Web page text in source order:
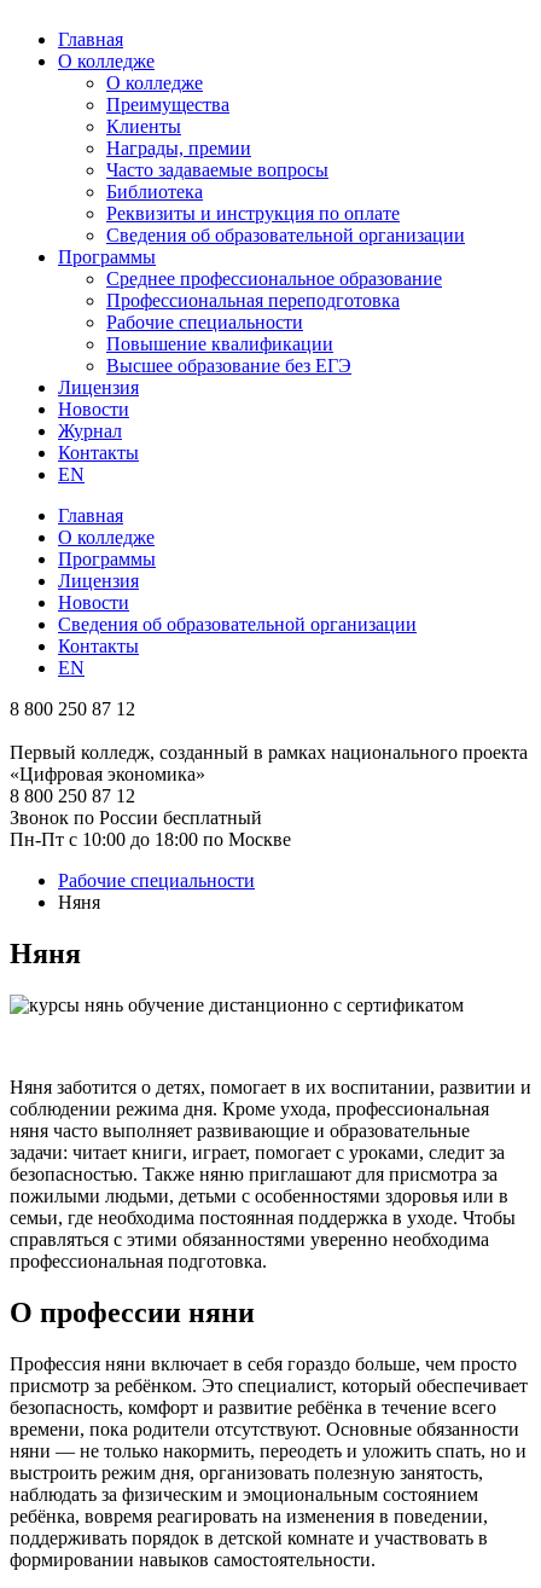
Главная
О колледже
О колледже
Преимущества
Клиенты
Награды, премии
Часто задаваемые вопросы
Библиотека
Реквизиты и инструкция по оплате
Сведения об образовательной организации
Программы
Среднее профессиональное образование
Профессиональная переподготовка
Рабочие специальности
Повышение квалификации
Высшее образование без ЕГЭ
Лицензия
Новости
Журнал
Контакты
EN
Главная
О колледже
Программы
Лицензия
Новости
Сведения об образовательной организации
Контакты
EN
8 800 250 87 12
Первый колледж, созданный в рамках национального проекта
«Цифровая экономика»
8 800 250 87 12
Звонок по России бесплатный
Пн-Пт с 10:00 до 18:00 по Москве
Рабочие специальности
Няня
Няня
Няня заботится о детях, помогает в их воспитании, развитии и
соблюдении режима дня. Кроме ухода, профессиональная
няня часто выполняет развивающие и образовательные
задачи: читает книги, играет, помогает с уроками, следит за
безопасностью. Также няню приглашают для присмотра за
пожилыми людьми, детьми с особенностями здоровья или в
семьи, где необходима постоянная поддержка в уходе. Чтобы
справляться с этими обязанностями уверенно необходима
профессиональная подготовка.
О профессии няни
Профессия няни включает в себя гораздо больше, чем просто
присмотр за ребёнком. Это специалист, который обеспечивает
безопасность, комфорт и развитие ребёнка в течение всего
времени, пока родители отсутствуют. Основные обязанности
няни — не только накормить, переодеть и уложить спать, но и
выстроить режим дня, организовать полезную занятость,
наблюдать за физическим и эмоциональным состоянием
ребёнка, вовремя реагировать на изменения в поведении,
поддерживать порядок в детской комнате и участвовать в
формировании навыков самостоятельности.